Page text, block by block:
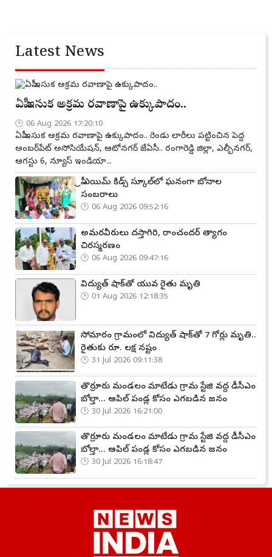
Latest News
ఏపీ ఇసుక అక్రమ రవాణాపై ఉక్కుపాదం..
06 Aug 2026 17:20:10
ఏపీ ఇసుక అక్రమ రవాణాపై ఉక్కుపాదం.. రెండు లారీలు పట్టించిన పెద్ద
అంబర్‌పేట్ అసోసియేషన్, ఆటోనగర్ జేఏసీ.. రంగారెడ్డి జిల్లా, ఎల్బీనగర్,
ఆగస్టు 6, న్యూస్ ఇండియా...
ప్రీ ఎయిమ్ కిడ్స్ స్కూల్‌లో ఘనంగా బోనాల
సంబరాలు
06 Aug 2026 09:52:16
అమరవీరులు దస్తాగిరి, రాంచందర్ త్యాగం
చిరస్మరణం
06 Aug 2026 09:47:16
విద్యుత్ షాక్‌తో యువ రైతు మృతి
01 Aug 2026 12:18:35
సోమారం గ్రామంలో విద్యుత్ షాక్‌తో 7 గోర్లు మృతి..
రైతుకు రూ. లక్ష నష్టం
31 Jul 2026 09:11:38
తొర్రూరు మండలం మాటేడు గ్రామ స్టేజి వద్ద డీసీఎం
బోల్తా... ఆపిల్ పండ్ల కోసం ఎగబడిన జనం
30 Jul 2026 16:21:00
తొర్రూరు మండలం మాటేడు గ్రామ స్టేజి వద్ద డీసీఎం
బోల్తా... ఆపిల్ పండ్ల కోసం ఎగబడిన జనం
30 Jul 2026 16:18:47